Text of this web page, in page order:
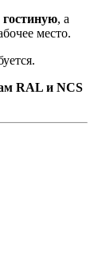
, а
место.
RAL и NCS